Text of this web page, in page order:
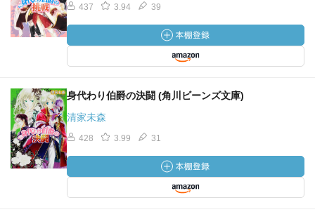
437 3.94 39
身代わり伯爵の決闘 (角川ビーンズ文庫)
清家未森
428 3.99 31